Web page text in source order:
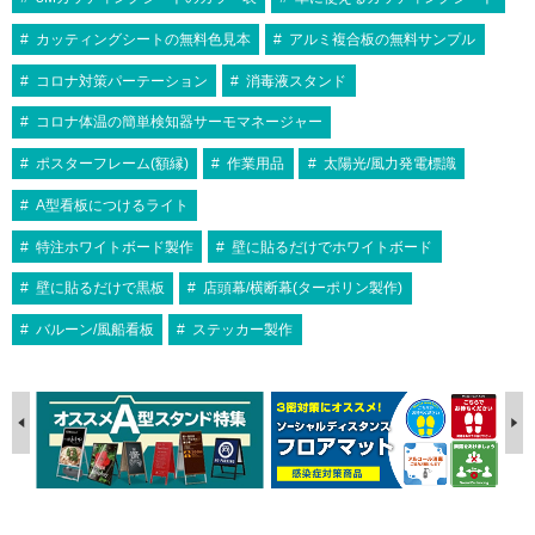
カッティングシートの無料色見本 アルミ複合板の無料サンプル
コロナ対策パーテーション 消毒液スタンド
コロナ体温の簡単検知器サーモマネージャー
ポスターフレーム(額縁) 作業用品 太陽光/風力発電標識
A型看板につけるライト
特注ホワイトボード製作 壁に貼るだけでホワイトボード
壁に貼るだけで黒板 店頭幕/横断幕(ターポリン製作)
バルーン/風船看板 ステッカー製作